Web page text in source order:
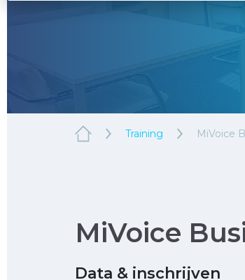
Training MiVoice
MiVoice
Data & inschrijven